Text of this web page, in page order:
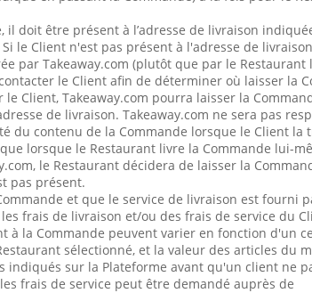
doit être présent à l’adresse de livraison
le Client n'est pas présent à l'adresse de
par Takeaway.com (plutôt que par le Restaurant
le Client afin de déterminer où laisser la
Client, Takeaway.com pourra laisser la
de livraison. Takeaway.com ne sera pas
du contenu de la Commande lorsque le Client la
lorsque le Restaurant livre la Commande lui-
le Restaurant décidera de laisser la
pas présent.
et que le service de livraison est fourni
frais de livraison et/ou des frais de service du
à la Commande peuvent varier en fonction d'un
sélectionné, et la valeur des articles du
indiqués sur la Plateforme avant qu'un client ne
frais de service peut être demandé auprès de